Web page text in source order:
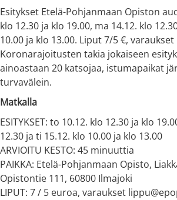
Esitykset Etelä-Pohjanmaan Opiston
klo 12.30 ja klo 19.00, ma 14.12. klo
10.00 ja klo 13.00. Liput 7/5 €,
Koronarajoitusten takia jokaiseen
ainoastaan 20 katsojaa, istumapaikat
turvavälein.
Matkalla
ESITYKSET: to 10.12. klo 12.30 ja klo
12.30 ja ti 15.12. klo 10.00 ja klo 13.00
ARVIOITU KESTO: 45 minuuttia
PAIKKA: Etelä-Pohjanmaan Opisto,
Opistontie 111, 60800 Ilmajoki
LIPUT: 7 / 5 euroa, varaukset